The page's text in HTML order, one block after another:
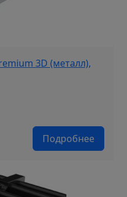
3D (металл),
Подробнее